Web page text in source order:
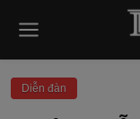
Diễn đàn